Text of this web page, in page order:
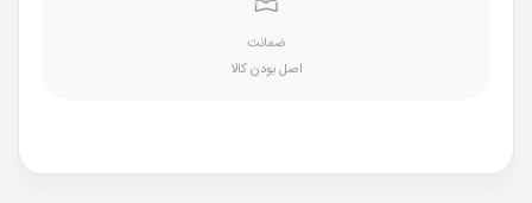
ضمانت
اصل بودن کالا